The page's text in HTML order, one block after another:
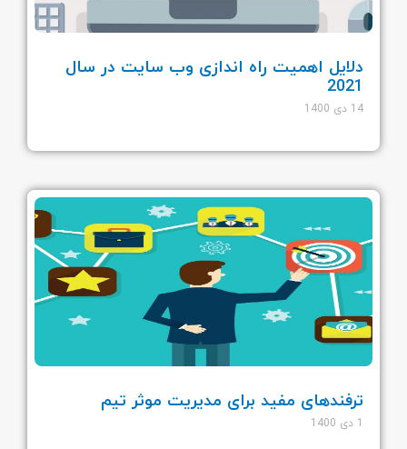
دلایل اهمیت راه اندازی وب سایت در سال
2021
14 دی 1400
ترفندهای مفید برای مدیریت موثر تیم